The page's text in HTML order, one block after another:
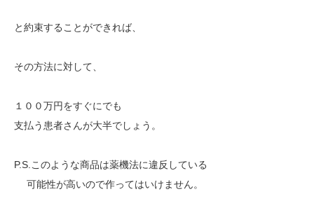
と約束することができれば、
その方法に対して、
１００万円をすぐにでも
支払う患者さんが大半でしょう。
P.S.このような商品は薬機法に違反している
可能性が高いので作ってはいけません。